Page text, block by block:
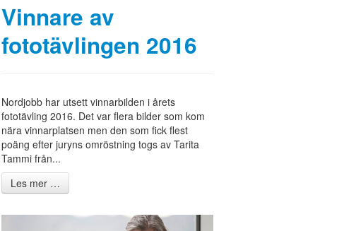
Vinnare av
fototävlingen 2016
Nordjobb har utsett vinnarbilden i årets
fototävling 2016. Det var flera bilder som kom
nära vinnarplatsen men den som fick flest
poäng efter juryns omröstning togs av Tarita
Tammi från...
Les mer …